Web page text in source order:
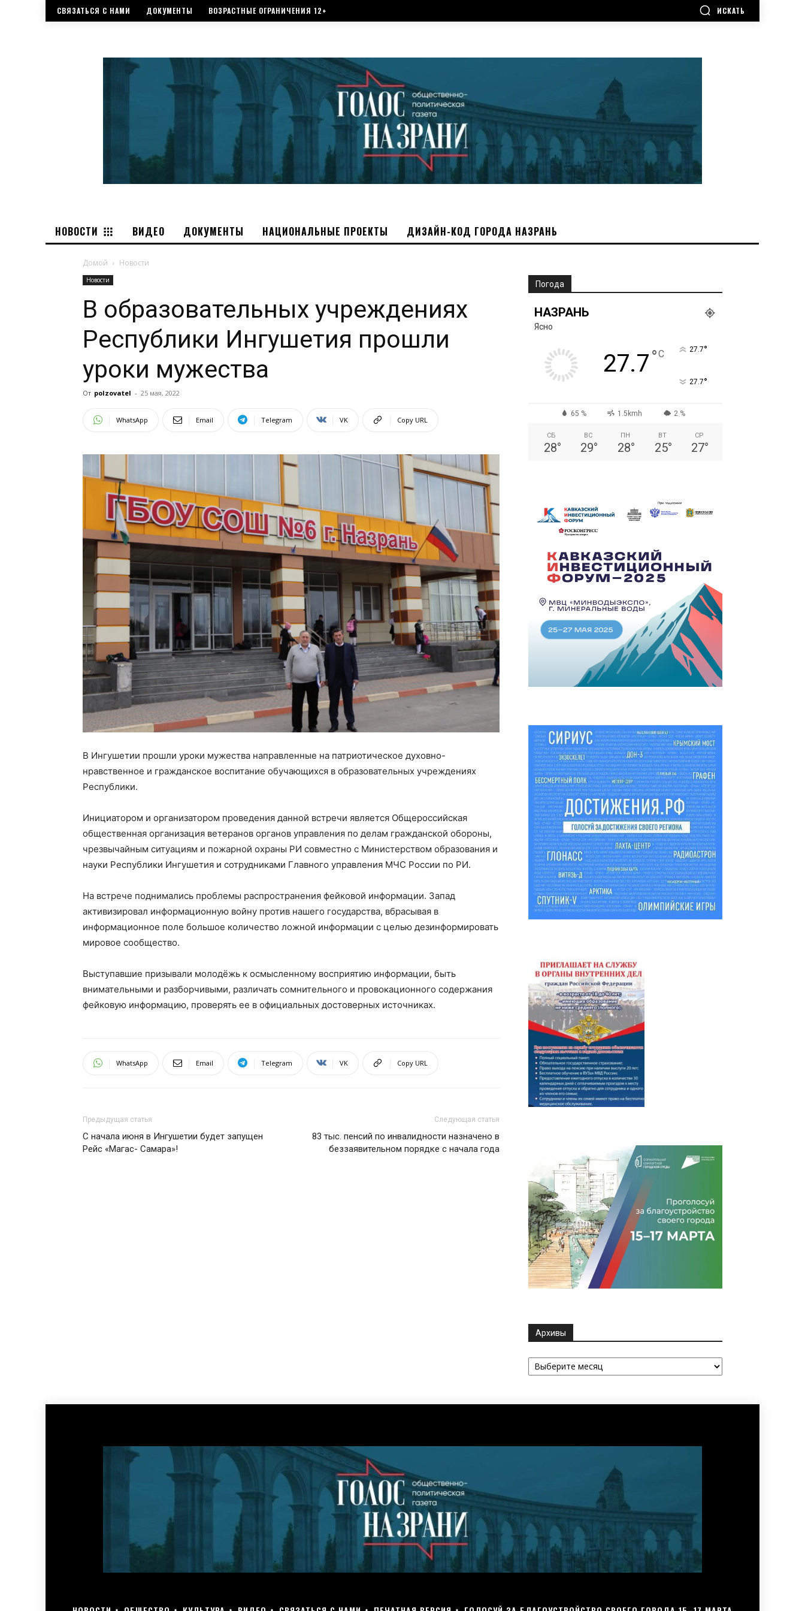
СВЯЗАТЬСЯ С НАМИ ДОКУМЕНТЫ ВОЗРАСТНЫЕ ОГРАНИЧЕНИЯ 12+ ИСКАТЬ
НОВОСТИ ВИДЕО ДОКУМЕНТЫ НАЦИОНАЛЬНЫЕ ПРОЕКТЫ ДИЗАЙН-КОД ГОРОДА НАЗРАНЬ
Домой Новости
Новости
В образовательных учреждениях
Республики Ингушетия прошли
уроки мужества
От polzovatel - 25 мая, 2022
WhatsApp Email Telegram VK Copy URL
В Ингушетии прошли уроки мужества направленные на патриотическое духовно-
нравственное и гражданское воспитание обучающихся в образовательных учреждениях
Республики.
Инициатором и организатором проведения данной встречи является Общероссийская
общественная организация ветеранов органов управления по делам гражданской обороны,
чрезвычайным ситуациям и пожарной охраны РИ совместно с Министерством образования и
науки Республики Ингушетия и сотрудниками Главного управления МЧС России по РИ.
На встрече поднимались проблемы распространения фейковой информации. Запад
активизировал информационную войну против нашего государства, вбрасывая в
информационное поле большое количество ложной информации с целью дезинформировать
мировое сообщество.
Выступавшие призывали молодёжь к осмысленному восприятию информации, быть
внимательными и разборчивыми, различать сомнительного и провокационного содержания
фейковую информацию, проверять ее в официальных достоверных источниках.
WhatsApp Email Telegram VK Copy URL
Предыдущая статья
С начала июня в Ингушетии будет запущен
Рейс «Магас- Самара»!
Следующая статья
83 тыс. пенсий по инвалидности назначено в
беззаявительном порядке с начала года
Погода
НАЗРАНЬ
Ясно
27.7°C 27.7°
27.7°
65 % 1.5kmh 2 %
СБ
28°
ВС
29°
ПН
28°
ВТ
25°
СР
27°
Архивы
Архивы